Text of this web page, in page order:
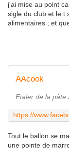
j'ai mise au point
sigle du club et le t
alimentaires ; et
AAcook
Etaler de la pâte
Tout le ballon se
une pointe de